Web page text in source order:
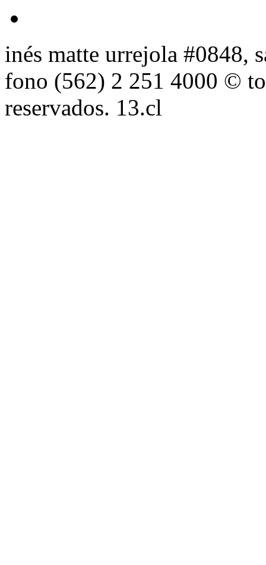
inés matte urrejola #0848,
fono (562) 2 251 4000 ©
reservados. 13.cl